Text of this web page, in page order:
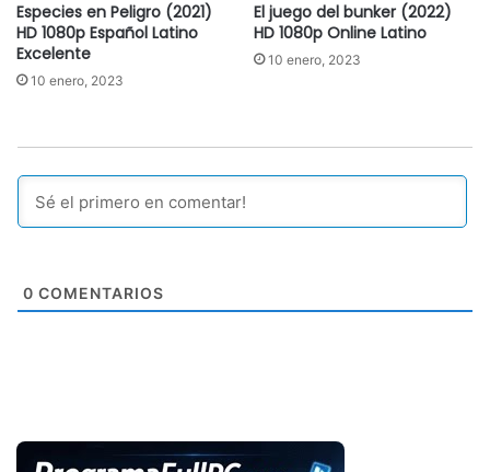
Especies en Peligro (2021)
HD 1080p Español Latino
Excelente
10 enero, 2023
El juego del bunker (2022)
HD 1080p Online Latino
10 enero, 2023
0 COMENTARIOS